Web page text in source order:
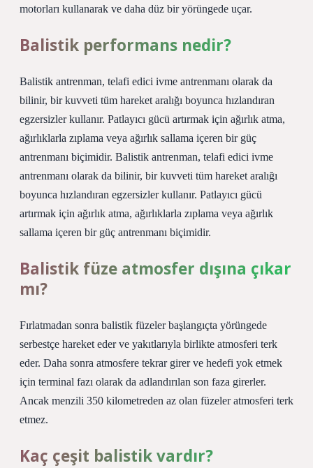
motorları kullanarak ve daha düz bir yörüngede uçar.
Balistik performans nedir?
Balistik antrenman, telafi edici ivme antrenmanı olarak da
bilinir, bir kuvveti tüm hareket aralığı boyunca hızlandıran
egzersizler kullanır. Patlayıcı gücü artırmak için ağırlık atma,
ağırlıklarla zıplama veya ağırlık sallama içeren bir güç
antrenmanı biçimidir. Balistik antrenman, telafi edici ivme
antrenmanı olarak da bilinir, bir kuvveti tüm hareket aralığı
boyunca hızlandıran egzersizler kullanır. Patlayıcı gücü
artırmak için ağırlık atma, ağırlıklarla zıplama veya ağırlık
sallama içeren bir güç antrenmanı biçimidir.
Balistik füze atmosfer dışına çıkar
mı?
Fırlatmadan sonra balistik füzeler başlangıçta yörüngede
serbestçe hareket eder ve yakıtlarıyla birlikte atmosferi terk
eder. Daha sonra atmosfere tekrar girer ve hedefi yok etmek
için terminal fazı olarak da adlandırılan son faza girerler.
Ancak menzili 350 kilometreden az olan füzeler atmosferi terk
etmez.
Kaç çeşit balistik vardır?